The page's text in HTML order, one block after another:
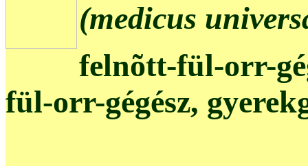
(medicus
felnõtt-fül-orr-
fül-orr-gégész,